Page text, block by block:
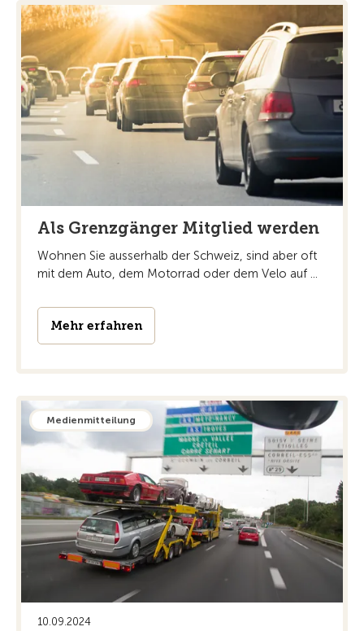
Als Grenzgänger Mitglied werden
Wohnen Sie ausserhalb der Schweiz, sind aber oft
mit dem Auto, dem Motorrad oder dem Velo auf ...
Mehr erfahren
Medienmitteilung
10.09.2024